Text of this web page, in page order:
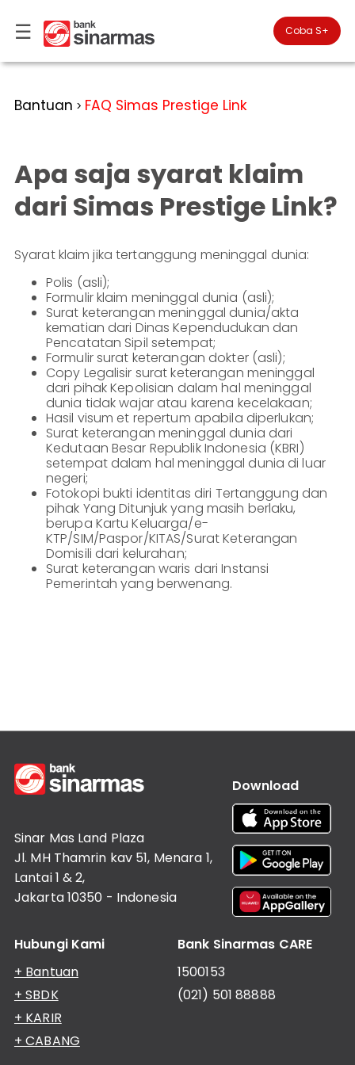
☰× 
#FinansialLebihBaik
Kategori
Bantuan
Deposito
Giro
Kartu
Reksadana
Bancasurance
SimobiPlus
Promosi
Lainnya
di
Perbankan
Personal
Perbankan
Perbankan
Teman
KPR
Layanan
Informasi
Nasabah
Hubungan
Investor
Karir
Kantor
EN
Coba S+
Bantuan > FAQ Simas Prestige Link
Apa saja syarat klaim
dari Simas Prestige Link?
Syarat klaim jika tertanggung meninggal dunia:
Polis (asli);
Formulir klaim meninggal dunia (asli);
Surat keterangan meninggal dunia/akta
kematian dari Dinas Kependudukan dan
Pencatatan Sipil setempat;
Formulir surat keterangan dokter (asli);
Copy Legalisir surat keterangan meninggal
dari pihak Kepolisian dalam hal meninggal
dunia tidak wajar atau karena kecelakaan;
Hasil visum et repertum apabila diperlukan;
Surat keterangan meninggal dunia dari
Kedutaan Besar Republik Indonesia (KBRI)
setempat dalam hal meninggal dunia di luar
negeri;
Fotokopi bukti identitas diri Tertanggung dan
pihak Yang Ditunjuk yang masih berlaku,
berupa Kartu Keluarga/e-
KTP/SIM/Paspor/KITAS/Surat Keterangan
Domisili dari kelurahan;
Surat keterangan waris dari Instansi
Pemerintah yang berwenang.
Sinar Mas Land Plaza
Jl. MH Thamrin kav 51, Menara 1,
Lantai 1 & 2,
Jakarta 10350 - Indonesia
Download
Hubungi Kami
+ Bantuan
+ SBDK
+ KARIR
+ CABANG
Bank Sinarmas CARE
1500153
(021) 501 88888